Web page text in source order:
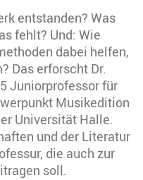
entstanden? Was
fehlt? Und: Wie
dabei helfen,
Das erforscht Dr.
Juniorprofessor für
Musikedition
Universität Halle.
und der Literatur
die auch zur
soll.